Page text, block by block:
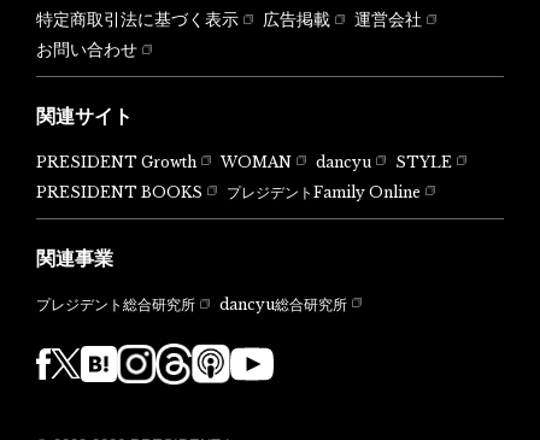
特定商取引法に基づく表示
広告掲載
運営会社
お問い合わせ
関連サイト
PRESIDENT Growth WOMAN dancyu
STYLE
PRESIDENT BOOKS
プレジデントFamily Online
関連事業
プレジデント総合研究所 dancyu総合研究所